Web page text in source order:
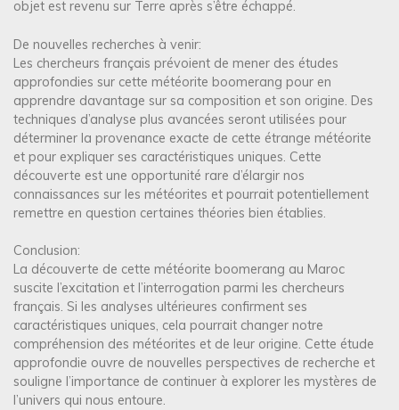
objet est revenu sur Terre après s’être échappé.
De nouvelles recherches à venir:
Les chercheurs français prévoient de mener des études
approfondies sur cette météorite boomerang pour en
apprendre davantage sur sa composition et son origine. Des
techniques d’analyse plus avancées seront utilisées pour
déterminer la provenance exacte de cette étrange météorite
et pour expliquer ses caractéristiques uniques. Cette
découverte est une opportunité rare d’élargir nos
connaissances sur les météorites et pourrait potentiellement
remettre en question certaines théories bien établies.
Conclusion:
La découverte de cette météorite boomerang au Maroc
suscite l’excitation et l’interrogation parmi les chercheurs
français. Si les analyses ultérieures confirment ses
caractéristiques uniques, cela pourrait changer notre
compréhension des météorites et de leur origine. Cette étude
approfondie ouvre de nouvelles perspectives de recherche et
souligne l’importance de continuer à explorer les mystères de
l’univers qui nous entoure.